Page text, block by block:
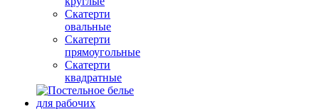
Скатерти
овальные
Скатерти
прямоугольные
Скатерти
квадратные